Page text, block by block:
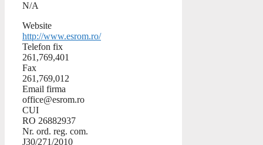
N/A
Website
http://www.esrom.ro/
Telefon fix
261,769,401
Fax
261,769,012
Email firma
office@esrom.ro
CUI
RO 26882937
Nr. ord. reg. com.
J30/271/2010